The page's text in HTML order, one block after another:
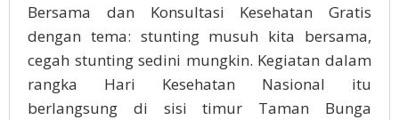
Bersama dan Konsultasi Kesehatan Gratis
dengan tema: stunting musuh kita bersama,
cegah stunting sedini mungkin. Kegiatan dalam
rangka Hari Kesehatan Nasional itu
berlangsung di sisi timur Taman Bunga